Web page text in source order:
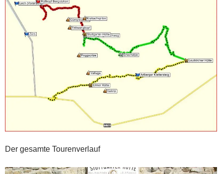
Der gesamte Tourenverlauf